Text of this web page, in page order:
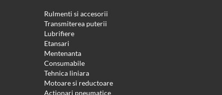
Rulmenti si accesorii
Transmiterea puterii
Lubrifiere
Etansari
Mentenanta
Consumabile
Tehnica liniara
Motoare si reductoare
Actionari pneumatice